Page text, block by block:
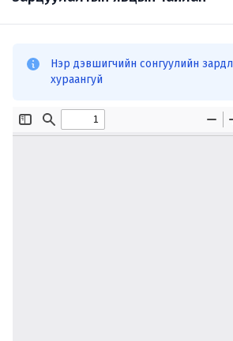
Нэр дэвшигчийн сонгуулийн
хураангуй